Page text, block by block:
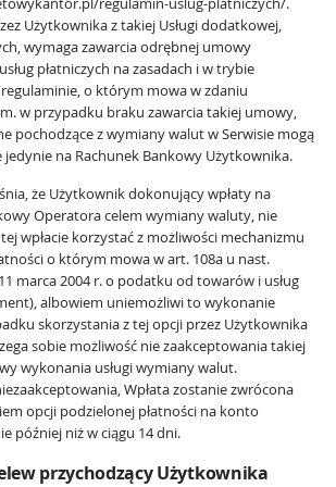
regulamin-uslug-platniczych/.
Użytkownika z takiej Usługi dodatkowej,
wymaga zawarcia odrębnej umowy
płatniczych na zasadach i w trybie
o którym mowa w zdaniu
w przypadku braku zawarcia takiej umowy,
pochodzące z wymiany walut w Serwisie mogą
jedynie na Rachunek Bankowy Użytkownika.
że Użytkownik dokonujący wpłaty na
Operatora celem wymiany waluty, nie
wpłacie korzystać z możliwości mechanizmu
o którym mowa w art. 108a u nast.
marca 2004 r. o podatku od towarów i usług
albowiem uniemożliwi to wykonanie
skorzystania z tej opcji przez Użytkownika
sobie możliwość nie zaakceptowania takiej
wykonania usługi wymiany walut.
Wpłata zostanie zwrócona
opcji podzielonej płatności na konto
później niż w ciągu 14 dni.
przychodzący Użytkownika